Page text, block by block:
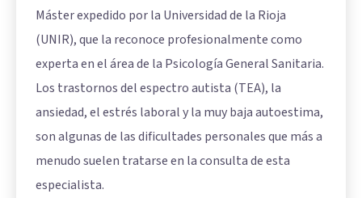
Máster expedido por la Universidad de la Rioja
(UNIR), que la reconoce profesionalmente como
experta en el área de la Psicología General Sanitaria.
Los trastornos del espectro autista (TEA), la
ansiedad, el estrés laboral y la muy baja autoestima,
son algunas de las dificultades personales que más a
menudo suelen tratarse en la consulta de esta
especialista.